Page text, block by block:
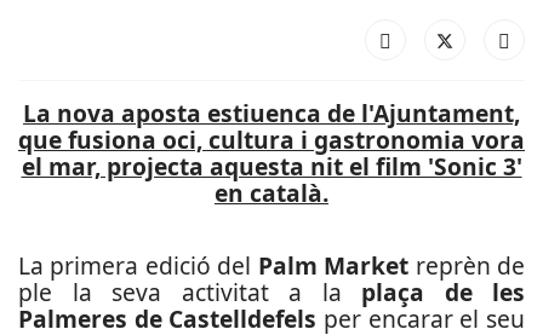
La nova aposta estiuenca de l'Ajuntament,
que fusiona oci, cultura i gastronomia vora
el mar, projecta aquesta nit el film 'Sonic 3'
en català.
La primera edició del Palm Market reprèn de
ple la seva activitat a la plaça de les
Palmeres de Castelldefels per encarar el seu